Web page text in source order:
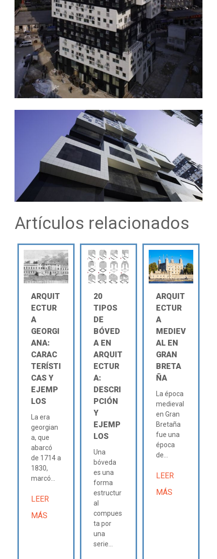
Artículos relacionados
ARQUIT
ECTUR
A
GEORGI
ANA:
CARAC
TERÍSTI
CAS Y
EJEMP
LOS
La era
georgian
a, que
abarcó
de 1714 a
1830,
marcó...
LEER
MÁS
20
TIPOS
DE
BÓVED
A EN
ARQUIT
ECTUR
A:
DESCRI
PCIÓN
Y
EJEMP
LOS
Una
bóveda
es una
forma
estructur
al
compues
ta por
una
serie...
ARQUIT
ECTUR
A
MEDIEV
AL EN
GRAN
BRETA
ÑA
La época
medieval
en Gran
Bretaña
fue una
época
de...
LEER
MÁS